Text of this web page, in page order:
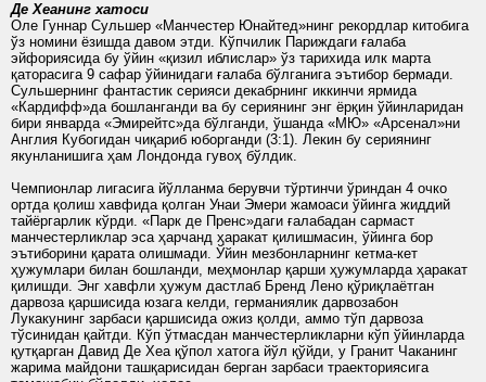
Де Хеанинг хатоси
Оле Гуннар Сульшер «Манчестер Юнайтед»нинг рекордлар китобига
ўз номини ёзишда давом этди. Кўпчилик Париждаги ғалаба
эйфориясида бу ўйин «қизил иблислар» ўз тарихида илк марта
қаторасига 9 сафар ўйинидаги ғалаба бўлганига эътибор бермади.
Сульшернинг фантастик серияси декабрнинг иккинчи ярмида
«Кардифф»да бошланганди ва бу сериянинг энг ёрқин ўйинларидан
бири январда «Эмирейтс»да бўлганди, ўшанда «МЮ» «Арсенал»ни
Англия Кубогидан чиқариб юборганди (3:1). Лекин бу сериянинг
якунланишига ҳам Лондонда гувоҳ бўлдик.
Чемпионлар лигасига йўлланма берувчи тўртинчи ўриндан 4 очко
ортда қолиш хавфида қолган Унаи Эмери жамоаси ўйинга жиддий
тайёргарлик кўрди. «Парк де Пренс»даги ғалабадан сармаст
манчестерликлар эса ҳарчанд ҳаракат қилишмасин, ўйинга бор
эътиборини қарата олишмади. Ўйин мезбонларнинг кетма-кет
ҳужумлари билан бошланди, меҳмонлар қарши ҳужумларда ҳаракат
қилишди. Энг хавфли ҳужум дастлаб Бренд Лено қўриқлаётган
дарвоза қаршисида юзага келди, германиялик дарвозабон
Лукакунинг зарбаси қаршисида ожиз қолди, аммо тўп дарвоза
тўсинидан қайтди. Кўп ўтмасдан манчестерликларни кўп ўйинларда
қутқарган Давид Де Хеа қўпол хатога йўл қўйди, у Гранит Чаканинг
жарима майдони ташқарисидан берган зарбаси траекториясига